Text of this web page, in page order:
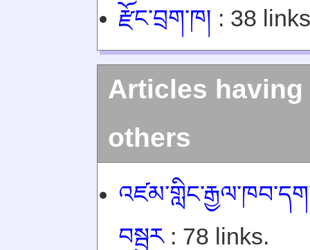
རྫོང་བྲག་ཁ། : 38
Articles
others
བསྦྱར: 78 links.